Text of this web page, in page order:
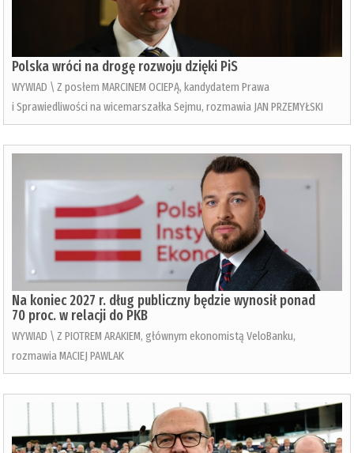
Polska wróci na drogę rozwoju dzięki PiS
WYWIAD \ Z posłem MARCINEM OCIEPĄ, kandydatem Prawa
i Sprawiedliwości na wicemarszałka Sejmu, rozmawia JAN PRZEMYŁSKI
Na koniec 2027 r. dług publiczny będzie wynosił ponad
70 proc. w relacji do PKB
WYWIAD \ Z PIOTREM ARAKIEM, głównym ekonomistą VeloBanku,
rozmawia MACIEJ PAWLAK